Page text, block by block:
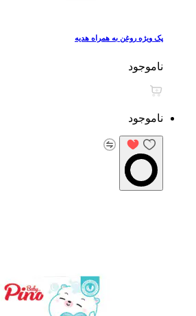
پک ویژه روغن به همراه هدیه
ناموجود
ناموجود